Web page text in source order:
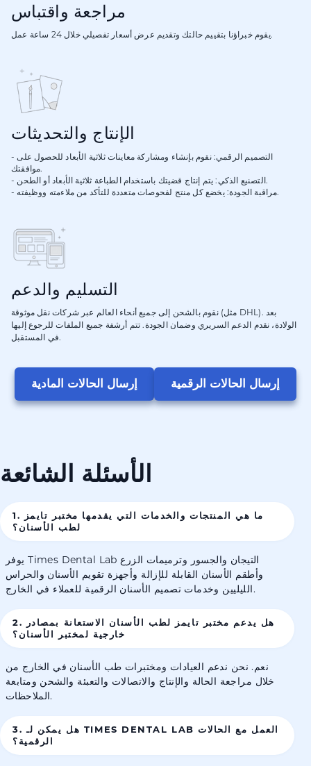
مراجعة واقتباس
يقوم خبراؤنا بتقييم حالتك وتقديم عرض أسعار تفصيلي خلال 24 ساعة عمل.
الإنتاج والتحديثات
- التصميم الرقمي: نقوم بإنشاء ومشاركة معاينات ثلاثية الأبعاد للحصول على
موافقتك.
- التصنيع الذكي: يتم إنتاج قضيتك باستخدام الطباعة ثلاثية الأبعاد أو الطحن.
- مراقبة الجودة: يخضع كل منتج لفحوصات متعددة للتأكد من ملاءمته ووظيفته.
التسليم والدعم
نقوم بالشحن إلى جميع أنحاء العالم عبر شركات نقل موثوقة (مثل DHL). بعد
الولادة، نقدم الدعم السريري وضمان الجودة. تتم أرشفة جميع الملفات للرجوع إليها
في المستقبل.
إرسال الحالات المادية إرسال الحالات الرقمية
الأسئلة الشائعة
1. ما هي المنتجات والخدمات التي يقدمها مختبر تايمز
لطب الأسنان؟
يوفر Times Dental Lab التيجان والجسور وترميمات الزرع
وأطقم الأسنان القابلة للإزالة وأجهزة تقويم الأسنان والحراس
الليليين وخدمات تصميم الأسنان الرقمية للعملاء في الخارج.
2. هل يدعم مختبر تايمز لطب الأسنان الاستعانة بمصادر
خارجية لمختبر الأسنان؟
نعم. نحن ندعم العيادات ومختبرات طب الأسنان في الخارج من
خلال مراجعة الحالة والإنتاج والاتصالات والتعبئة والشحن ومتابعة
الملاحظات.
3. هل يمكن لـ TIMES DENTAL LAB العمل مع الحالات
الرقمية؟